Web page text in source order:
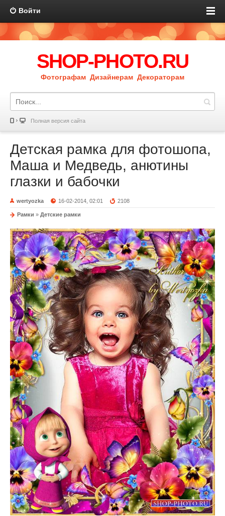
Войти
SHOP-PHOTO.RU
Фотографам Дизайнерам Декораторам
Полная версия сайта
Детская рамка для фотошопа,
Маша и Медведь, анютины
глазки и бабочки
wertyozka 16-02-2014, 02:01 2108
Рамки » Детские рамки